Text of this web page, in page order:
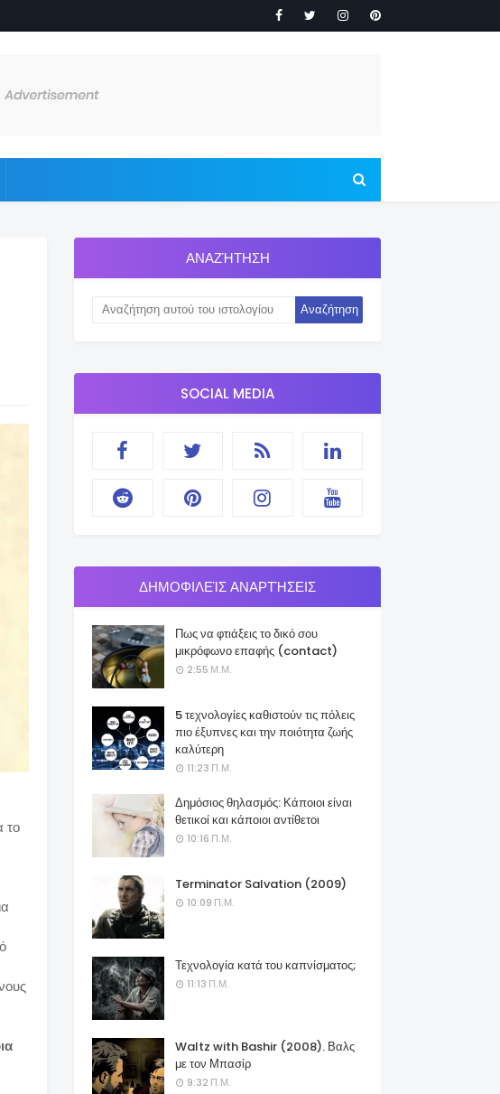
το
ΑΝΑΖΉΤΗΣΗ
SOCIAL MEDIA
ΔΗΜΟΦΙΛΕΊΣ ΑΝΑΡΤΉΣΕΙΣ
Πως να φτιάξεις το δικό σου
μικρόφωνο επαφής (contact)
2:55 Μ.Μ.
5 τεχνολογίες καθιστούν τις πόλεις
πιο έξυπνες και την ποιότητα ζωής
καλύτερη
11:23 Π.Μ.
Δημόσιος θηλασμός: Κάποιοι είναι
θετικοί και κάποιοι αντίθετοι
10:16 Π.Μ.
Terminator Salvation (2009)
10:09 Π.Μ.
Τεχνολογία κατά του καπνίσματος;
11:13 Π.Μ.
Waltz with Bashir (2008). Βαλς
με τον Μπασίρ
9:32 Π.Μ.